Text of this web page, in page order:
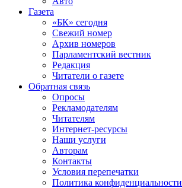
Газета
«БК» сегодня
Свежий номер
Архив номеров
Парламентский вестник
Редакция
Читатели о газете
Обратная связь
Опросы
Рекламодателям
Читателям
Интернет-ресурсы
Наши услуги
Авторам
Контакты
Условия перепечатки
Политика конфиденциальности